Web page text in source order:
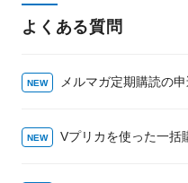
よくある質問
メルマガ定期購読の
Vプリカを使った一括